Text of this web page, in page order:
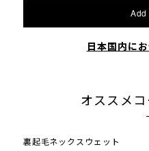
Add
日本国内に
オススメ
裏起毛ネックスウェット